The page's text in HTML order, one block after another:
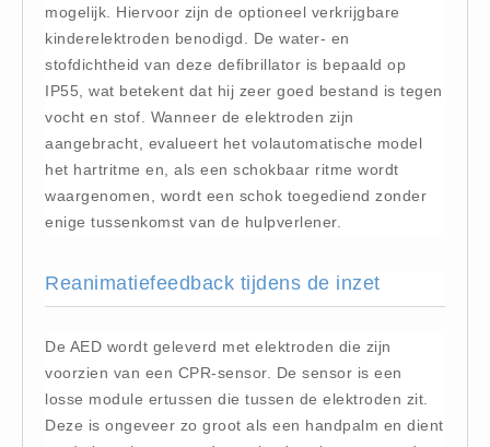
Brandvertragend
Brandvertragend (9)
Brandwondmaterialen -
Algemeen (9)
CO2 meters
COVID-19 artikelen (0)
COVID-19 artikelen
COVID-19 artikelen (0)
Drogisterij
Desinfectants (6)
mogelijk. Hiervoor zijn de optioneel verkrijgbare
kinderelektroden benodigd. De water- en
stofdichtheid van deze defibrillator is bepaald op
IP55, wat betekent dat hij zeer goed bestand is tegen
vocht en stof. Wanneer de elektroden zijn
aangebracht, evalueert het volautomatische model
het hartritme en, als een schokbaar ritme wordt
waargenomen, wordt een schok toegediend zonder
enige tussenkomst van de hulpverlener.
Reanimatiefeedback tijdens de inzet
De AED wordt geleverd met elektroden die zijn
voorzien van een CPR-sensor. De sensor is een
losse module ertussen die tussen de elektroden zit.
Deze is ongeveer zo groot als een handpalm en dient